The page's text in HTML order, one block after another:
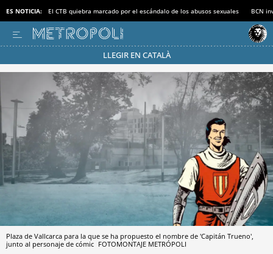
ES NOTICIA: El CTB quiebra marcado por el escándalo de los abusos sexuales BCN
LLEGIR EN CATALÀ
Pásate al MODO AHORRO
Plaza de Vallcarca para la que se ha propuesto el nombre de 'Capitán Trueno',
junto al personaje de cómic FOTOMONTAJE METRÓPOLI